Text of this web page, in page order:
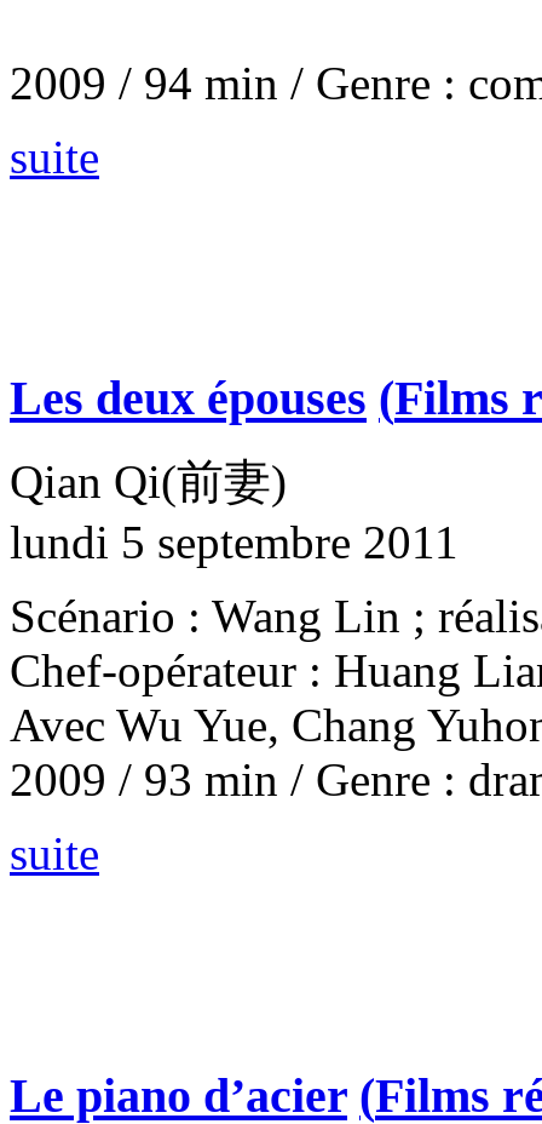
2009 / 94 min / Genre :
suite
Les deux épouses (Films
Qian Qi(前妻)
lundi 5 septembre 2011
Scénario : Wang Lin ;
Chef-opérateur : Huang
Avec Wu Yue, Chang
2009 / 93 min / Genre :
suite
Le piano d’acier (Films